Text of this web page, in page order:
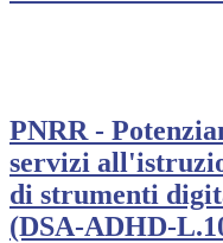
PNRR -
servizi
di strumenti
(DSA-ADHD-